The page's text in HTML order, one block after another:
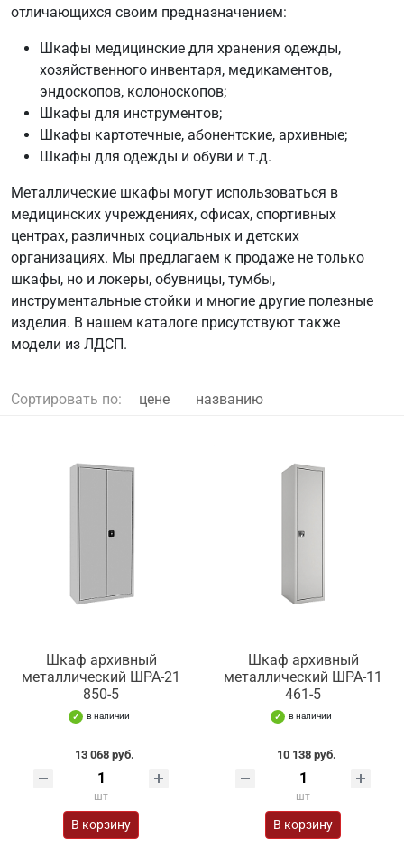
отличающихся своим предназначением:
Шкафы медицинские для хранения одежды,
хозяйственного инвентаря, медикаментов,
эндоскопов, колоноскопов;
Шкафы для инструментов;
Шкафы картотечные, абонентские, архивные;
Шкафы для одежды и обуви и т.д.
Металлические шкафы могут использоваться в
медицинских учреждениях, офисах, спортивных
центрах, различных социальных и детских
организациях. Мы предлагаем к продаже не только
шкафы, но и локеры, обувницы, тумбы,
инструментальные стойки и многие другие полезные
изделия. В нашем каталоге присутствуют также
модели из ЛДСП.
Сортировать по: цене названию
Шкаф архивный
металлический ШРА-21
850-5
в наличии
13 068 руб.
шт
В корзину
Шкаф архивный
металлический ШРА-11
461-5
в наличии
10 138 руб.
шт
В корзину